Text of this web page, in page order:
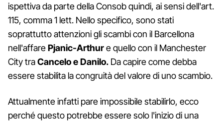
ispettiva da parte della Consob quindi, ai sensi dell'art.
115, comma 1 lett. Nello specifico, sono stati
soprattutto attenzioni gli scambi con il Barcellona
nell'affarePjanic-Arthure quello con il Manchester
City traCancelo e Danilo. Da capire come debba
essere stabilita la congruità del valore di uno scambio.
Attualmente infatti pare impossibile stabilirlo, ecco
perché questo potrebbe essere solo l'inizio di una